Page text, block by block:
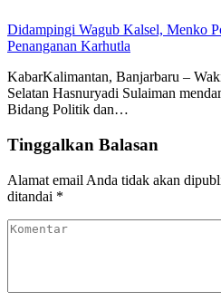
Didampingi Wagub Kalsel, Menko
Penanganan Karhutla
KabarKalimantan, Banjarbaru –
Selatan Hasnuryadi Sulaiman
Bidang Politik dan…
Tinggalkan Balasan
Alamat email Anda tidak akan
ditandai *